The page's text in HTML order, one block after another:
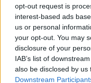
opt-out request is
interest-based ads
us or personal
your opt-out. You may
disclosure of your
IAB’s list of
also be disclosed by
Downstream
Ο Σουμάχερ
ανακοινωθέν
Γκερνόμπλ, όπου
για: «σοβαρές